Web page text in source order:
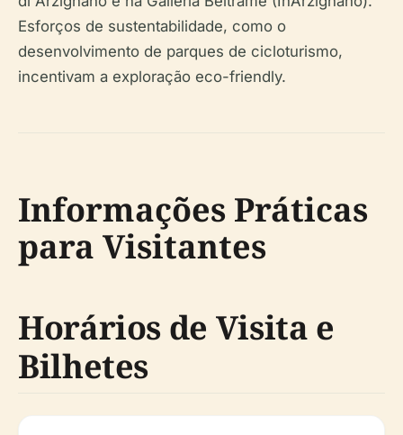
Esforços de sustentabilidade, como o
desenvolvimento de parques de cicloturismo,
incentivam a exploração eco-friendly.
Informações Práticas
para Visitantes
Horários de Visita e
Bilhetes